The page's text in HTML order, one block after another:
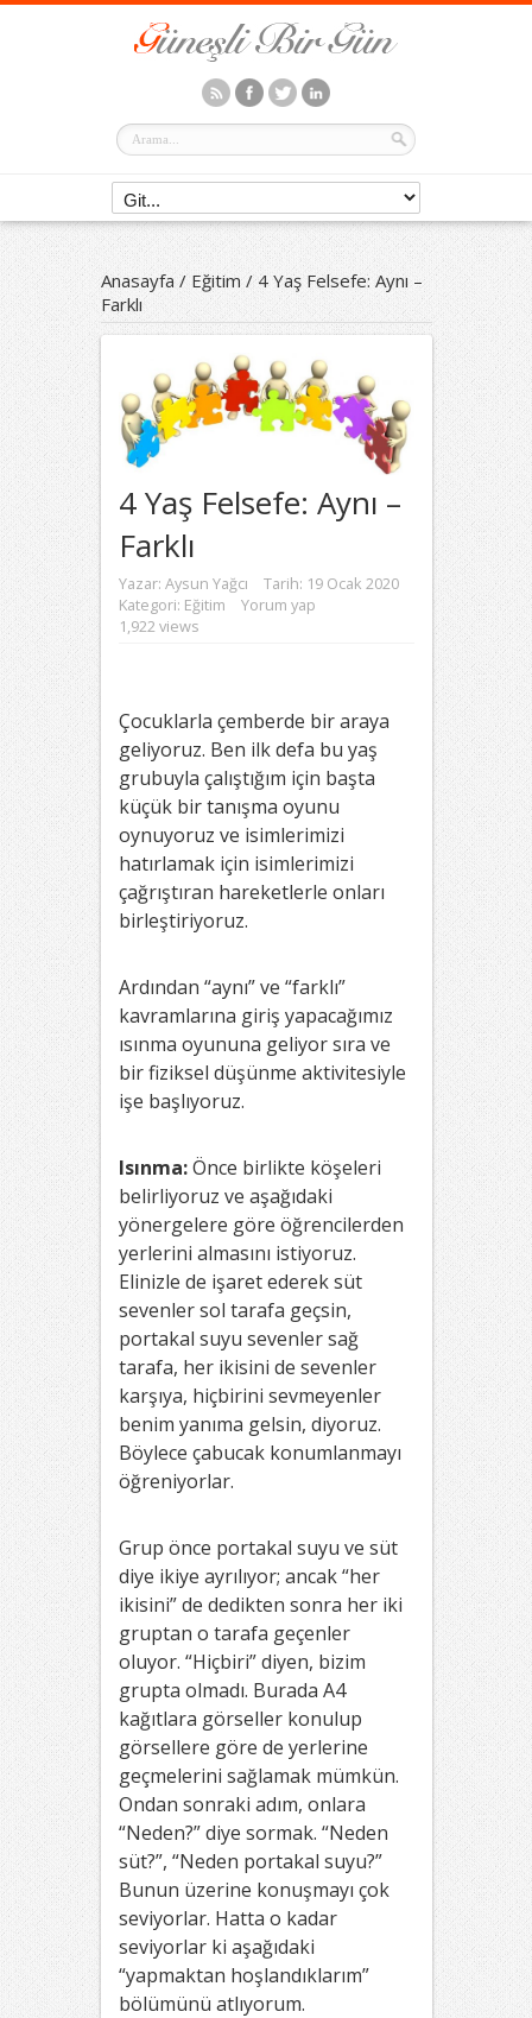
Anasayfa / Eğitim/4 Yaş Felsefe: Aynı –
Farklı
4 Yaş Felsefe: Aynı –
Farklı
Yazar: Aysun Yağcı
Tarih: 19 Ocak 2020
Kategori: Eğitim
Yorum yap
1,922 views
Çocuklarla çemberde bir araya
geliyoruz. Ben ilk defa bu yaş
grubuyla çalıştığım için başta
küçük bir tanışma oyunu
oynuyoruz ve isimlerimizi
hatırlamak için isimlerimizi
çağrıştıran hareketlerle onları
birleştiriyoruz.
Ardından “aynı” ve “farklı”
kavramlarına giriş yapacağımız
ısınma oyununa geliyor sıra ve
bir fiziksel düşünme aktivitesiyle
işe başlıyoruz.
Isınma:Önce birlikte köşeleri
belirliyoruz ve aşağıdaki
yönergelere göre öğrencilerden
yerlerini almasını istiyoruz.
Elinizle de işaret ederek süt
sevenler sol tarafa geçsin,
portakal suyu sevenler sağ
tarafa, her ikisini de sevenler
karşıya, hiçbirini sevmeyenler
benim yanıma gelsin, diyoruz.
Böylece çabucak konumlanmayı
öğreniyorlar.
Grup önce portakal suyu ve süt
diye ikiye ayrılıyor; ancak “her
ikisini” de dedikten sonra her iki
gruptan o tarafa geçenler
oluyor. “Hiçbiri” diyen, bizim
grupta olmadı. Burada A4
kağıtlara görseller konulup
görsellere göre de yerlerine
geçmelerini sağlamak mümkün.
Ondan sonraki adım, onlara
“Neden?” diye sormak. “Neden
süt?”, “Neden portakal suyu?”
Bunun üzerine konuşmayı çok
seviyorlar. Hatta o kadar
seviyorlar ki aşağıdaki
“yapmaktan hoşlandıklarım”
bölümünü atlıyorum.